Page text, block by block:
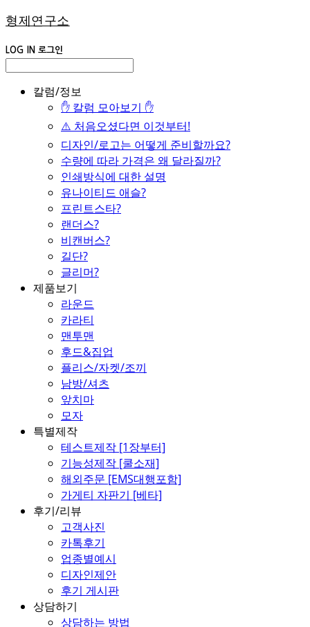
형제연구소
LOG IN 로그인
칼럼/정보
✋ 칼럼 모아보기 ✋
⚠️ 처음오셨다면 이것부터!
디자인/로고는 어떻게 준비할까요?
수량에 따라 가격은 왜 달라질까?
인쇄방식에 대한 설명
유나이티드 애슬?
프린트스타?
랜더스?
비캔버스?
길단?
글리머?
제품보기
라운드
카라티
맨투맨
후드&집업
플리스/자켓/조끼
남방/셔츠
앞치마
모자
특별제작
테스트제작 [1장부터]
기능성제작 [쿨소재]
해외주문 [EMS대행포함]
가게티 자판기 [베타]
후기/리뷰
고객사진
카톡후기
업종별예시
디자인제안
후기 게시판
상담하기
상담하는 방법